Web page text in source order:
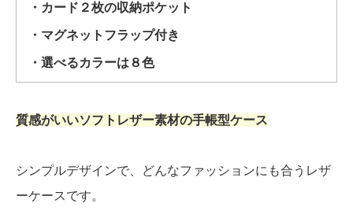
・カード２枚の収納ポケット
・マグネットフラップ付き
・選べるカラーは８色
質感がいいソフトレザー素材の手帳型ケース
シンプルデザインで、どんなファッションにも合うレザ
ーケースです。